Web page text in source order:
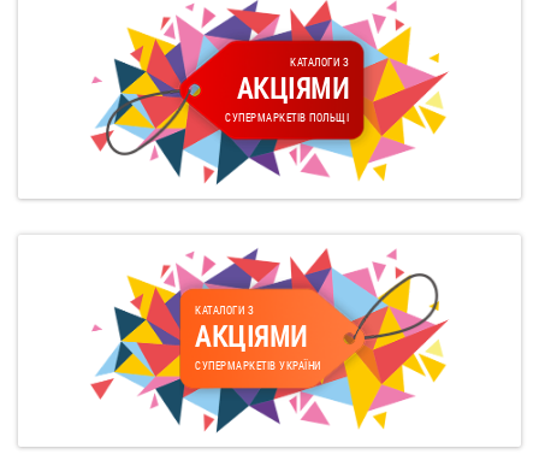
КАТАЛОГИ З
АКЦІЯМИ
СУПЕРМАРКЕТІВ ПОЛЬЩІ
КАТАЛОГИ З
АКЦІЯМИ
СУПЕРМАРКЕТІВ УКРАЇНИ